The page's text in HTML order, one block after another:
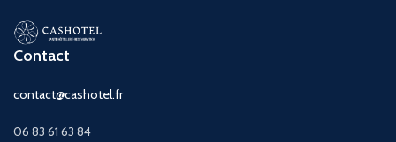
Contact
contact@cashotel.fr
06 83 61 63 84